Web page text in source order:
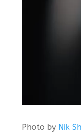
Photo by Nik